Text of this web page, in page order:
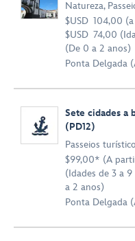
Natureza,
$USD 104,00
$USD 74,00
(De 0 a 2 anos)
Ponta Delgada
Sete cidades a
(PD12)
Passeios
$99,00* (A
(Idades de 3 a
a 2 anos)
Ponta Delgada